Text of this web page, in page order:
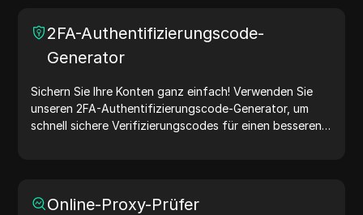
2FA-Authentifizierungscode-
Generator
Sichern Sie Ihre Konten ganz einfach! Verwenden Sie
unseren 2FA-Authentifizierungscode-Generator, um
schnell sichere Verifizierungscodes für einen besseren
Online-Proxy-Prüfer